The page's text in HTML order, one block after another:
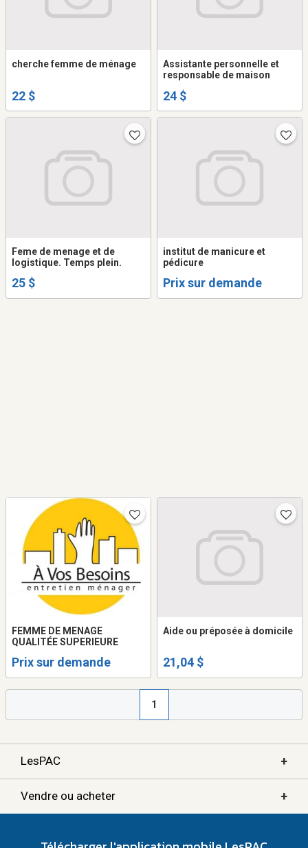
cherche femme de ménage
22 $
Assistante personnelle et
responsable de maison
24 $
Feme de menage et de
logistique. Temps plein.
25 $
institut de manicure et
pédicure
Prix sur demande
FEMME DE MENAGE
QUALITÉE SUPERIEURE
Prix sur demande
Aide ou préposée à domicile
21,04 $
1
LesPAC +
Vendre ou acheter +